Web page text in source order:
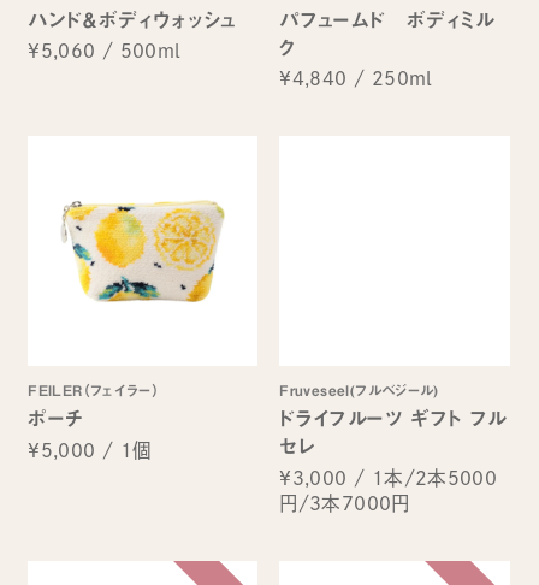
ハンド＆ボディウォッシュ
¥5,060 / 500ml
パフュームド ボディミル
ク
¥4,840 / 250ml
FEILER（フェイラー）
ポーチ
¥5,000 / 1個
Fruveseel(フルベジール)
ドライフルーツ ギフト フル
セレ
¥3,000 / 1本/2本5000
円/3本7000円